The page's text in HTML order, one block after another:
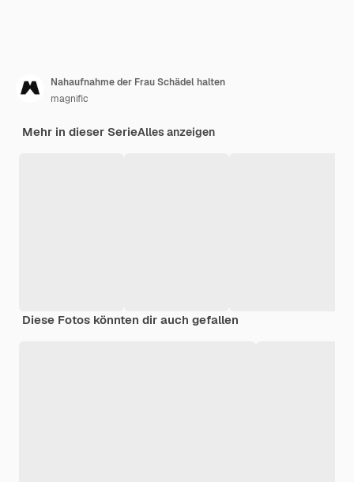
Nahaufnahme der Frau Schädel halten
magnific
Mehr in dieser SerieAlles anzeigen
Diese Fotos könnten dir auch gefallen